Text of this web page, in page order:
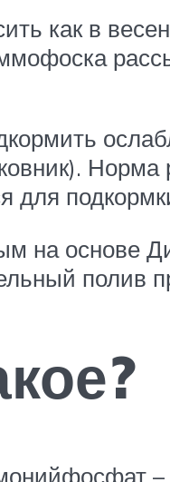
как в
Норма
для
на основе
полив
–